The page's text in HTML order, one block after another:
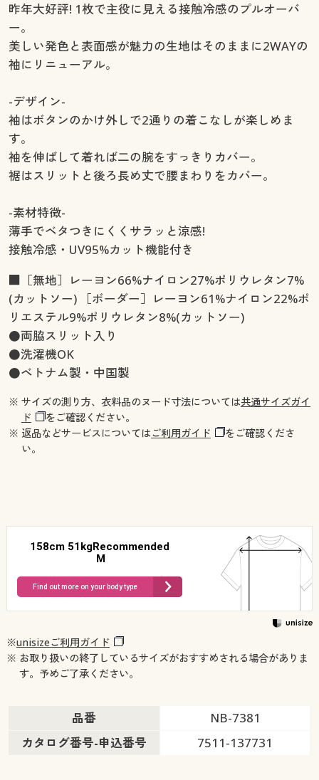
昨年大好評! 1枚で主役に見える接触冷感のプルオーバ
ー。
美しい発色と表面感が魅力の生地はそのままに2WAYの
袖にリニューアル。
-デザイン-
袖はボタンのかけ外しで2通りの着こなしが楽しめま
す。
袖を伸ばして着れば二の腕をすっきりカバー。
裾はスリットと後ろ長め丈で腰まわりをカバー。
-素材特徴-
薄手でベタつきにくくサラッと涼感!
接触冷感・UV95%カット機能付き
■［無地］レーヨン66%ナイロン27%ポリウレタン7%
(カットソー) ［ボーダー］レーヨン61%ナイロン22%ポ
リエステル9%ポリウレタン8%(カットソー)
●両脇スリット入り
●洗濯機OK
●ベトナム製・中国製
※ サイズの測り方、衣料品のヌード寸法については共通サイズガイ
ド
をご確認ください。
※ 返品などサービスについてはご利用ガイド
をご確認くださ
い。
158cm 51kgRecommended
M
Find out more on your body type
※unisizeご利用ガイド
※ お取り扱いの終了しているサイズがおすすめされる場合がありま
す。予めご了承ください。
品番
NB-7381
カタログ番号-申込番号
7511-137731